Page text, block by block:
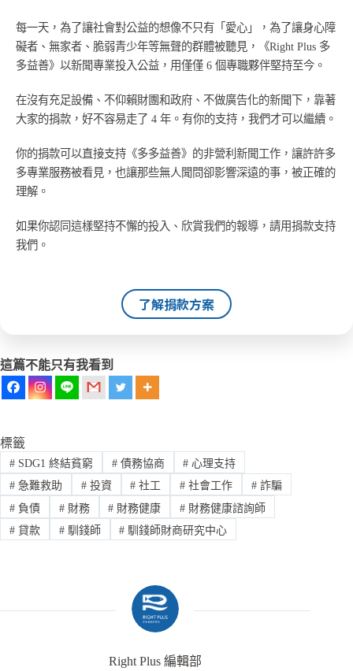
每一天，為了讓社會對公益的想像不只有「愛心」，為了讓身心障
礙者、無家者、脆弱青少年等無聲的群體被聽見，《Right Plus 多
多益善》以新聞專業投入公益，用僅僅 6 個專職夥伴堅持至今。
在沒有充足設備、不仰賴財團和政府、不做廣告化的新聞下，靠著
大家的捐款，好不容易走了 4 年。有你的支持，我們才可以繼續。
你的捐款可以直接支持《多多益善》的非營利新聞工作，讓許許多
多專業服務被看見，也讓那些無人聞問卻影響深遠的事，被正確的
理解。
如果你認同這樣堅持不懈的投入、欣賞我們的報導，請用捐款支持
我們。
了解捐款方案
這篇不能只有我看到
標籤
#SDG1 終結貧窮 #債務協商 # 心理支持
#急難救助 #投資 # 社工 # 社會工作 # 詐騙
#負債 #財務 # 財務健康 # 財務健康諮詢師
#貸款 #馴錢師 # 馴錢師財商研究中心
Right Plus 編輯部